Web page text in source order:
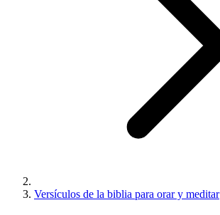
Versículos de la biblia para orar y meditar